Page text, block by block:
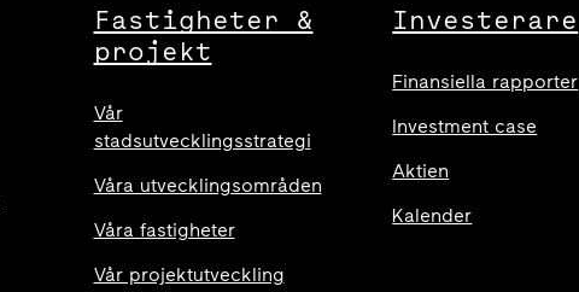
Fastigheter &
projekt
Vår
stadsutvecklingsstrategi
Våra utvecklingsområden
Våra fastigheter
Vår projektutveckling
Investerare
Finansiella rapporter
Investment case
Aktien
Kalender